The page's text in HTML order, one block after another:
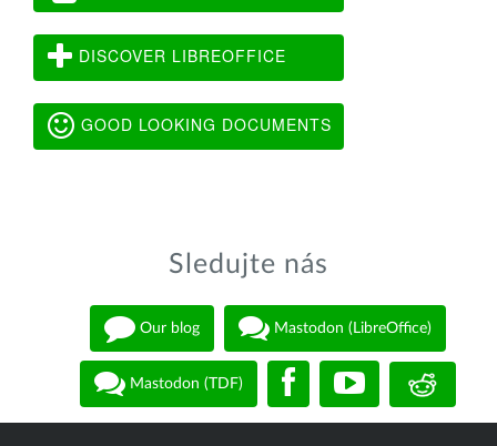
DISCOVER LIBREOFFICE
GOOD LOOKING DOCUMENTS
Sledujte nás
Our blog Mastodon (LibreOffice)
Mastodon (TDF)